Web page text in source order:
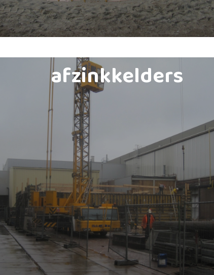
afzinkkelders